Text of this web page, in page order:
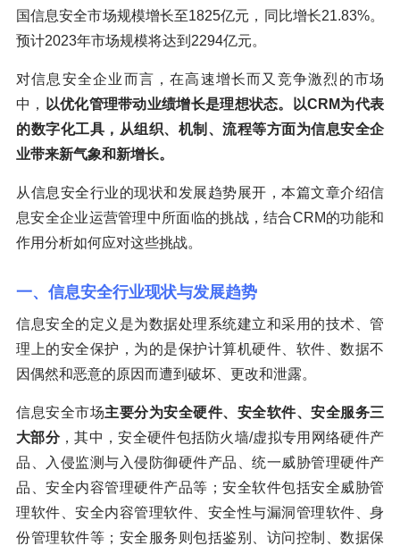
国信息安全市场规模增长至1825亿元，同比增长21.83%。
预计2023年市场规模将达到2294亿元。
对信息安全企业而言，在高速增长而又竞争激烈的市场
中，
以优化管理带动业绩增长是理想状态。以CRM为代表
的数字化工具，从组织、机制、流程等方面为信息安全企
业带来新气象和新增长。
从信息安全行业的现状和发展趋势展开，本篇文章介绍信
息安全企业运营管理中所面临的挑战，结合CRM的功能和
作用分析如何应对这些挑战。
一、信息安全行业现状与发展趋势
信息安全的定义是为数据处理系统建立和采用的技术、管
理上的安全保护，为的是保护计算机硬件、软件、数据不
因偶然和恶意的原因而遭到破坏、更改和泄露。
信息安全市场主要分为安全硬件、安全软件、安全服务三
大部分，其中，安全硬件包括防火墙/虚拟专用网络硬件产
品、入侵监测与入侵防御硬件产品、统一威胁管理硬件产
品、安全内容管理硬件产品等；安全软件包括安全威胁管
理软件、安全内容管理软件、安全性与漏洞管理软件、身
份管理软件等；安全服务则包括鉴别、访问控制、数据保